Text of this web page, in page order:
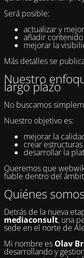
Será posible:
actualizar y
añadir
mejorar la
Más detalles se
Nuestro
largo plazo
No buscamos
Nuestro objetivo es:
mejorar la
crear
desarrollar la
Queremos que
fiable dentro del
Quiénes somos
Detrás de la nueva
mediaconsult, una
sede en el norte de
Mi nombre es Olav
desarrollando y